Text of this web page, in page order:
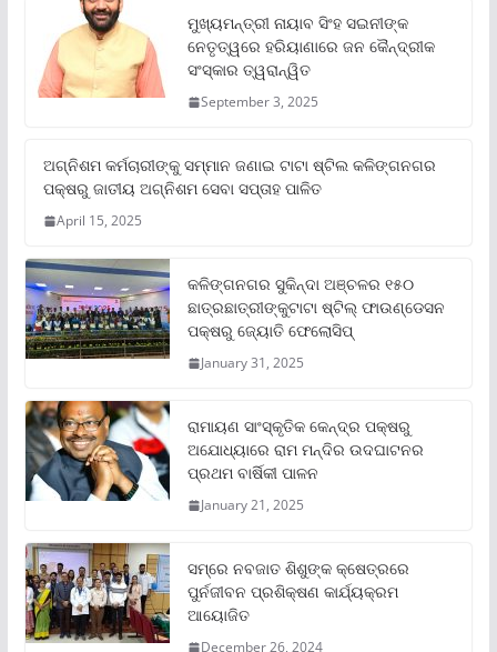
ମୁଖ୍ୟମନ୍ତ୍ରୀ ନାୟାବ ସିଂହ ସଇନୀଙ୍କ
ନେତୃତ୍ୱରେ ହରିୟାଣାରେ ଜନ କୈନ୍ଦ୍ରୀକ
ସଂସ୍କାର ତ୍ୱରାନ୍ୱିତ
September 3, 2025
ଅଗ୍ନିଶମ କର୍ମଚାରୀଙ୍କୁ ସମ୍ମାନ ଜଣାଇ ଟାଟା ଷ୍ଟିଲ କଳିଙ୍ଗନଗର
ପକ୍ଷରୁ ଜାତୀୟ ଅଗ୍ନିଶମ ସେବା ସପ୍ତାହ ପାଳିତ
April 15, 2025
କଳିଙ୍ଗନଗର ସୁକିନ୍ଦା ଅଞ୍ଚଳର ୧୫୦
ଛାତ୍ରଛାତ୍ରୀଙ୍କୁଟାଟା ଷ୍ଟିଲ୍ ଫାଉଣ୍ଡେସନ
ପକ୍ଷରୁ ଜ୍ୟୋତି ଫେଲୋସିପ୍‌
January 31, 2025
ରାମାୟଣ ସାଂସ୍କୃତିକ କେନ୍ଦ୍ର ପକ୍ଷରୁ
ଅଯୋଧ୍ୟାରେ ରାମ ମନ୍ଦିର ଉଦଘାଟନର
ପ୍ରଥମ ବାର୍ଷିକୀ ପାଳନ
January 21, 2025
ସମ୍‌ରେ ନବଜାତ ଶିଶୁଙ୍କ କ୍ଷେତ୍ରରେ
ପୁର୍ନଜୀବନ ପ୍ରଶିକ୍ଷଣ କାର୍ଯ୍ୟକ୍ରମ
ଆୟୋଜିତ
December 26, 2024